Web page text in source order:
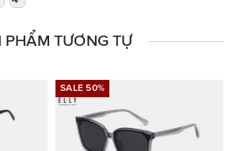
PHẨM TƯƠNG TỰ
SALE 50%